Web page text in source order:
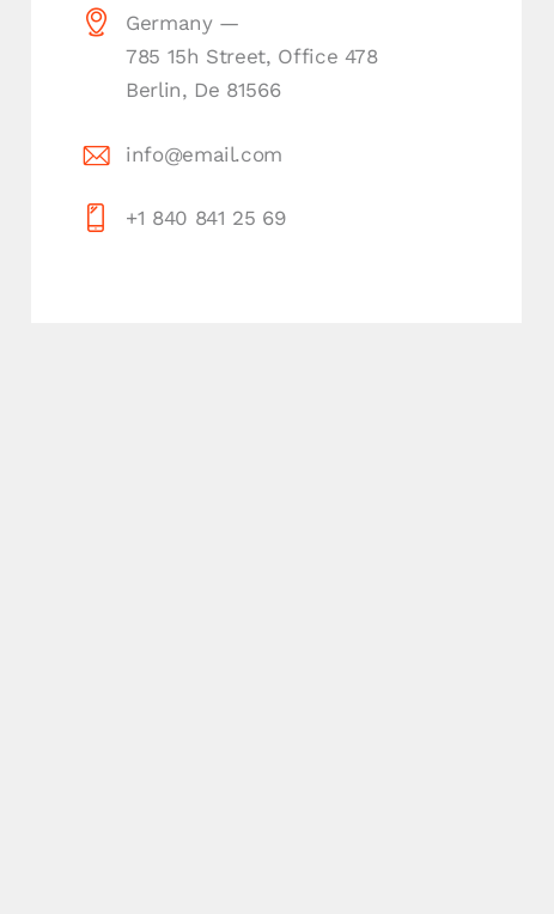
Germany —
785 15h Street, Office 478
Berlin, De 81566
info@email.com
+1 840 841 25 69